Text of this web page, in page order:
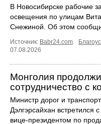
В Новосибирске рабочие
освещения по улицам
Снежиной. Об этом
Источник: Babr24.com
07.08.2026
Монголия
сотрудничество с
Министр дорог и
Дэлгэрсайхан встретился
вице-президентом по